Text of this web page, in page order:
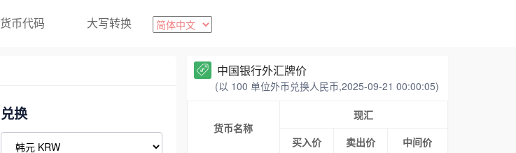
货币代码 大写转换
兑换
中国银行外汇牌价
(以 100 单位外币兑换人民币,2025-09-21 00:00:05)
货币名称
现汇
买入价
卖出价
中间价